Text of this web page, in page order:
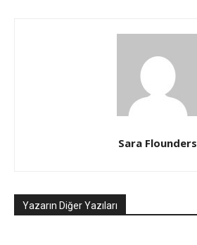
Sara Flounders
Yazarın Diğer Yazıları